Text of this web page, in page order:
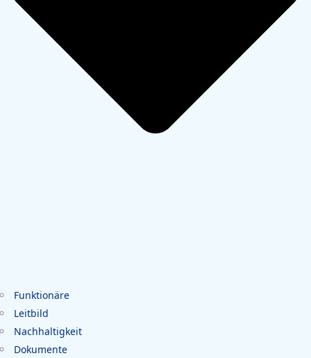
Funktionäre
Leitbild
Nachhaltigkeit
Dokumente